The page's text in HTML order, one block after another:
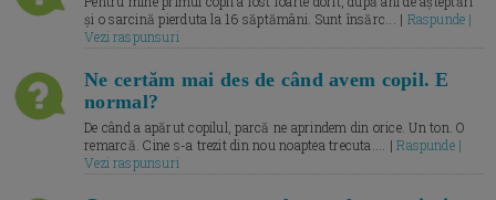
și o sarcină pierduta la 16 săptămâni. Sunt însărc... | Raspunde |
Vezi raspunsuri
Ne certăm mai des de când avem copil. E
normal?
De când a apărut copilul, parcă ne aprindem din orice. Un ton. O
remarcă. Cine s-a trezit din nou noaptea trecuta.... |Raspunde |
Vezi raspunsuri